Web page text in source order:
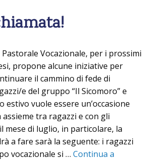
Pastorale Vocazionale, per i prossimi
propone alcune iniziative per
il cammino di fede di
e del gruppo “Il Sicomoro” e
estivo vuole essere un’occasione
tra ragazzi e con gli
mese di luglio, in particolare, la
a fare sarà la seguente: i ragazzi
vocazionale si … Continua a